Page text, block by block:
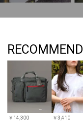
RECOMMEND
￥ 14,300 ￥3,410